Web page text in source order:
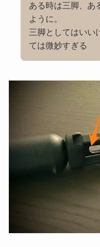
ある時は三脚、あ
ように。
三脚としてはいい
ては微妙すぎる